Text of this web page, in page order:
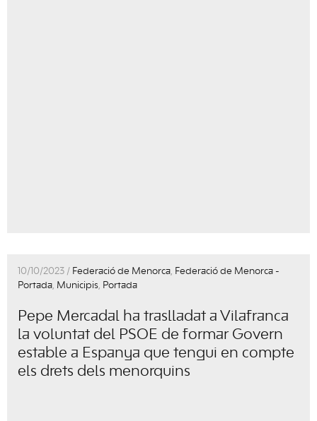
10/10/2023 / Federació de Menorca, Federació de Menorca -
Portada, Municipis, Portada
Pepe Mercadal ha traslladat a Vilafranca
la voluntat del PSOE de formar Govern
estable a Espanya que tengui en compte
els drets dels menorquins